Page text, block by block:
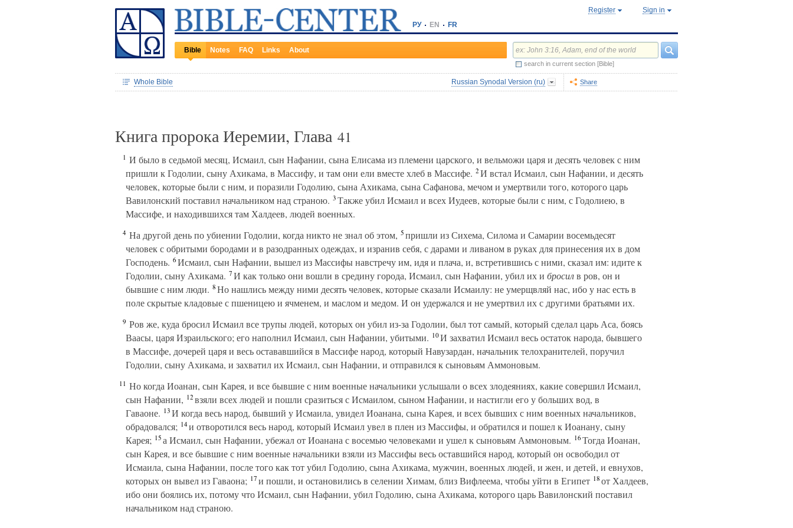
РУ EN FR
Register Sign in
Bible Notes FAQ Links About
search in current section [Bible]
Whole Bible Russian Synodal Version (ru) Share
Книга пророка Иеремии, Глава 41
1 И было в седьмой месяц, Исмаил, сын Нафании, сына Елисама из племени царского, и вельможи царя и десять человек с ним
пришли к Годолии, сыну Ахикама, в Массифу, и там они ели вместе хлеб в Массифе. 2И встал Исмаил, сын Нафании, и десять
человек, которые были с ним, и поразили Годолию, сына Ахикама, сына Сафанова, мечом и умертвили того, которого царь
Вавилонский поставил начальником над страною. 3Также убил Исмаил и всех Иудеев, которые были с ним, с Годолиею, в
Массифе, и находившихся там Халдеев, людей военных.
4 На другой день по убиении Годолии, когда никто не знал об этом, 5пришли из Сихема, Силома и Самарии восемьдесят
человек с обритыми бородами и в разодранных одеждах, и изранив себя, с дарами и ливаном в руках для принесения их в дом
Господень. 6Исмаил, сын Нафании, вышел из Массифы навстречу им, идя и плача, и, встретившись с ними, сказал им: идите к
Годолии, сыну Ахикама. 7И как только они вошли в средину города, Исмаил, сын Нафании, убил их и бросилв ров, он и
бывшие с ним люди. 8Но нашлись между ними десять человек, которые сказали Исмаилу: не умерщвляй нас, ибо у нас есть в
поле скрытые кладовые с пшеницею и ячменем, и маслом и медом. И он удержался и не умертвил их с другими братьями их.
9 Ров же, куда бросил Исмаил все трупы людей, которых он убил из-за Годолии, был тот самый, который сделал царь Аса, боясь
Ваасы, царя Израильского; его наполнил Исмаил, сын Нафании, убитыми. 10И захватил Исмаил весь остаток народа, бывшего
в Массифе, дочерей царя и весь остававшийся в Массифе народ, который Навузардан, начальник телохранителей, поручил
Годолии, сыну Ахикама, и захватил их Исмаил, сын Нафании, и отправился к сыновьям Аммоновым.
11 Но когда Иоанан, сын Карея, и все бывшие с ним военные начальники услышали о всех злодеяниях, какие совершил Исмаил,
сын Нафании, 12взяли всех людей и пошли сразиться с Исмаилом, сыном Нафании, и настигли его у больших вод, в
Гаваоне. 13И когда весь народ, бывший у Исмаила, увидел Иоанана, сына Карея, и всех бывших с ним военных начальников,
обрадовался; 14и отворотился весь народ, который Исмаил увел в плен из Массифы, и обратился и пошел к Иоанану, сыну
Карея; 15а Исмаил, сын Нафании, убежал от Иоанана с восемью человеками и ушел к сыновьям Аммоновым. 16Тогда Иоанан,
сын Карея, и все бывшие с ним военные начальники взяли из Массифы весь оставшийся народ, который он освободил от
Исмаила, сына Нафании, после того как тот убил Годолию, сына Ахикама, мужчин, военных людей, и жен, и детей, и евнухов,
которых он вывел из Гаваона; 17и пошли, и остановились в селении Химам, близ Вифлеема, чтобы уйти в Египет 18от Халдеев,
ибо они боялись их, потому что Исмаил, сын Нафании, убил Годолию, сына Ахикама, которого царь Вавилонский поставил
начальником над страною.